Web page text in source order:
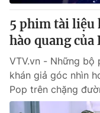
® Cấm sao chép dưới
thuận bằng văn bản.
thông tin từ website
5 phim tài liệu
hào quang của
VTV.vn - Những bộ
khán giả góc nhìn
Pop trên chặng